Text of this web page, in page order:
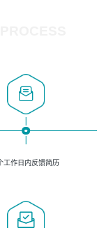
工作日内反馈简历